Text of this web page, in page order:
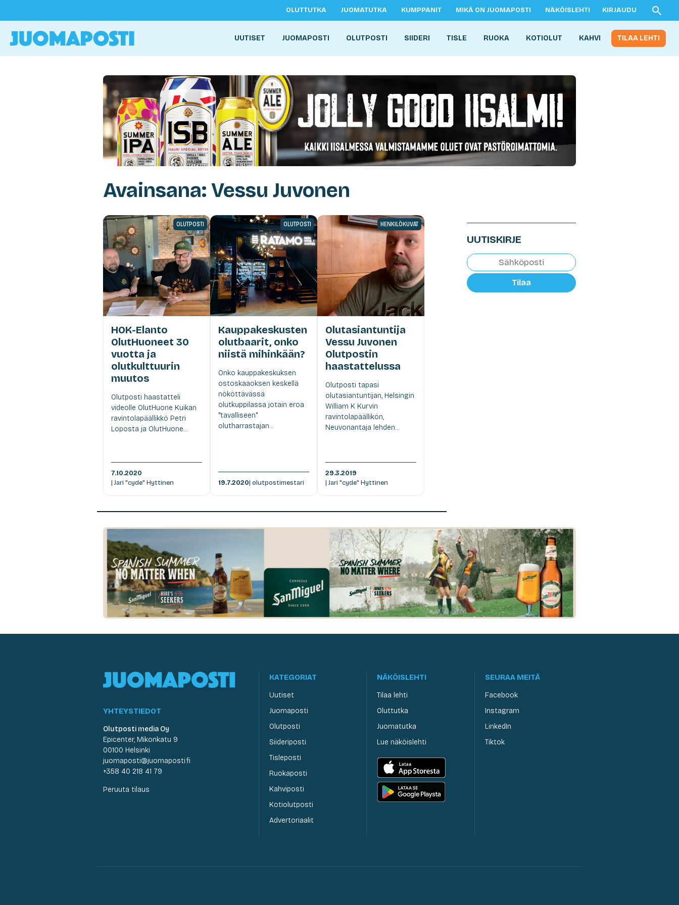
OLUTTUTKA JUOMATUTKA KUMPPANIT MIKÄ ON JUOMAPOSTI NÄKÖISLEHTI KIRJAUDU
UUTISET JUOMAPOSTI OLUTPOSTI SIIDERI TISLE RUOKA KOTIOLUT KAHVI TILAA LEHTI
Avainsana: Vessu Juvonen
OLUTPOSTI
HOK-Elanto
OlutHuoneet 30
vuotta ja
olutkulttuurin
muutos
Olutposti haastatteli
videolle OlutHuone Kuikan
ravintolapäällikkö Petri
Loposta ja OlutHuone...
7.10.2020
| Jari "cyde" Hyttinen
OLUTPOSTI
Kauppakeskusten
olutbaarit, onko
niistä mihinkään?
Onko kauppakeskuksen
ostoskaaoksen keskellä
nököttävässä
olutkuppilassa jotain eroa
"tavalliseen"
olutharrastajan...
19.7.2020| olutpostimestari
HENKILÖKUVAT
Olutasiantuntija
Vessu Juvonen
Olutpostin
haastattelussa
Olutposti tapasi
olutasiantuntijan, Helsingin
William K Kurvin
ravintolapäällikön,
Neuvonantaja lehden...
29.3.2019
| Jari "cyde" Hyttinen
UUTISKIRJE
Tilaa
YHTEYSTIEDOT
Olutposti media Oy
Epicenter, Mikonkatu 9
00100 Helsinki
juomaposti@juomaposti.fi
+358 40 218 41 79
Peruuta tilaus
KATEGORIAT
Uutiset
Juomaposti
Olutposti
Siideriposti
Tisleposti
Ruokaposti
Kahviposti
Kotiolutposti
Advertoriaalit
NÄKÖISLEHTI
Tilaa lehti
Oluttutka
Juomatutka
Lue näköislehti
SEURAA MEITÄ
Facebook
Instagram
LinkedIn
Tiktok